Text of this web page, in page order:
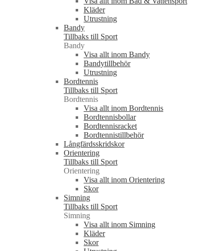
Kläder
Utrustning
Bandy
Tillbaks till Sport
Bandy
Visa allt inom Bandy
Bandytillbehör
Utrustning
Bordtennis
Tillbaks till Sport
Bordtennis
Visa allt inom Bordtennis
Bordtennisbollar
Bordtennisracket
Bordtennistillbehör
Långfärdsskridskor
Orientering
Tillbaks till Sport
Orientering
Visa allt inom Orientering
Skor
Simning
Tillbaks till Sport
Simning
Visa allt inom Simning
Kläder
Skor